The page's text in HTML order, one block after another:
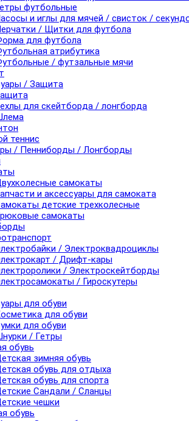
футбольные
и иглы для мячей / свисток /
/ Щитки для футбола
для футбола
атрибутика
/ футзальные мячи
/ Защита
для скейтборда / лонгборда
теннис
/ Пенниборды / Лонгборды
самокаты
и аксессуары для самоката
детские трехколесные
самокаты
/ Электроквадроциклы
/ Дрифт-кары
/ Электроскейтборды
/ Гироскутеры
для обуви
для обуви
для обуви
/ Гетры
обувь
зимняя обувь
обувь для отдыха
обувь для спорта
Сандали / Сланцы
чешки
обувь